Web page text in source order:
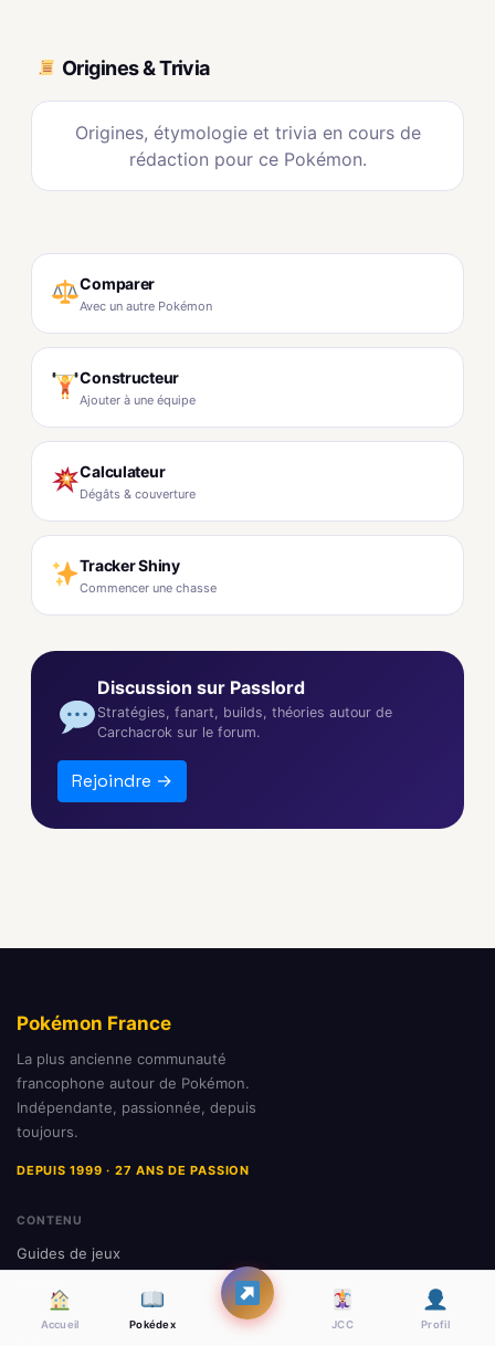
Origines & Trivia
Origines, étymologie et trivia en cours de
rédaction pour ce Pokémon.
Comparer
Avec un autre Pokémon
Constructeur
Ajouter à une équipe
Calculateur
Dégâts & couverture
Tracker Shiny
Commencer une chasse
Discussion sur Passlord
Stratégies, fanart, builds, théories autour de
Carchacrok sur le forum.
Rejoindre →
Accueil Pokédex JCC Profil
Pokémon France
La plus ancienne communauté
francophone autour de Pokémon.
Indépendante, passionnée, depuis
toujours.
DEPUIS 1999 · 27 ANS DE PASSION
CONTENU
Guides de jeux
JCC / Cartes